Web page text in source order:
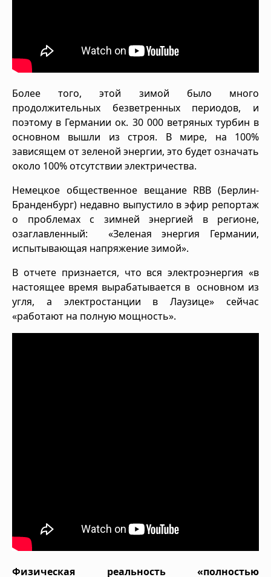
Более того, этой зимой было много
продолжительных безветренных периодов, и
поэтому в Германии ок. 30 000 ветряных турбин в
основном вышли из строя. В мире, на 100%
зависящем от зеленой энергии, это будет означать
около 100% отсутствии электричества.
Немецкое общественное вещание RBB (Берлин-
Бранденбург) недавно выпустило в эфир репортаж
о проблемах с зимней энергией в регионе,
озаглавленный: «Зеленая энергия Германии,
испытывающая напряжение зимой».
В отчете признается, что вся электроэнергия «в
настоящее время вырабатывается в основном из
угля, а электростанции в Лаузице» сейчас
«работают на полную мощность».
Физическая реальность «полностью